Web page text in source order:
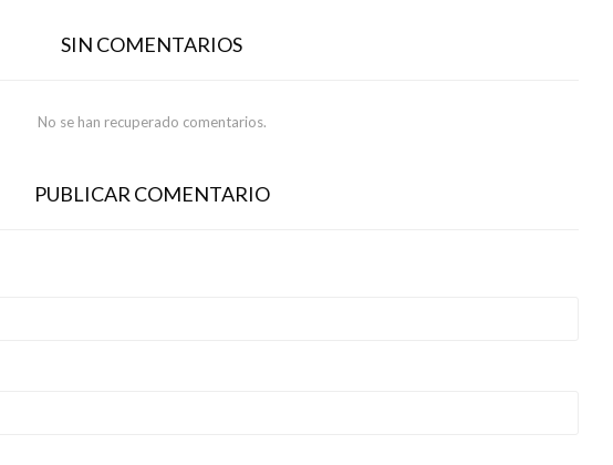
SIN COMENTARIOS
No se han recuperado comentarios.
PUBLICAR COMENTARIO